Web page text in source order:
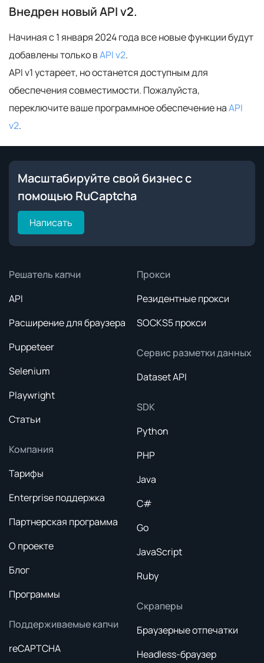
Внедрен новыйAPI v2.
Начиная с 1 января 2024 года все новые функции будут
добавлены только вAPI v2.
API v1 устареет, но останется доступным для
обеспечения совместимости. Пожалуйста,
переключите ваше программное обеспечение наAPI
v2.
Масштабируйте свой бизнес с
помощью RuCaptcha
Написать
Решатель капчи
API
Расширение для браузера
Puppeteer
Selenium
Playwright
Статьи
Компания
Тарифы
Enterprise поддержка
Партнерская программа
О проекте
Блог
Программы
Поддерживаемые капчи
reCAPTCHA
Прокси
Резидентные прокси
SOCKS5 прокси
Сервис разметки данных
Dataset API
SDK
Python
PHP
Java
C#
Go
JavaScript
Ruby
Скраперы
Браузерные отпечатки
Headless-браузер